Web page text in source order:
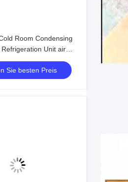
Room Condensing
Refrigeration Unit air
Low-noise
Sie besten Preis